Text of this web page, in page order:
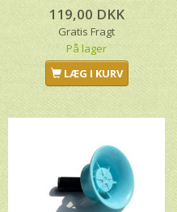
119,00 DKK
Gratis Fragt
På lager
LÆG I KURV